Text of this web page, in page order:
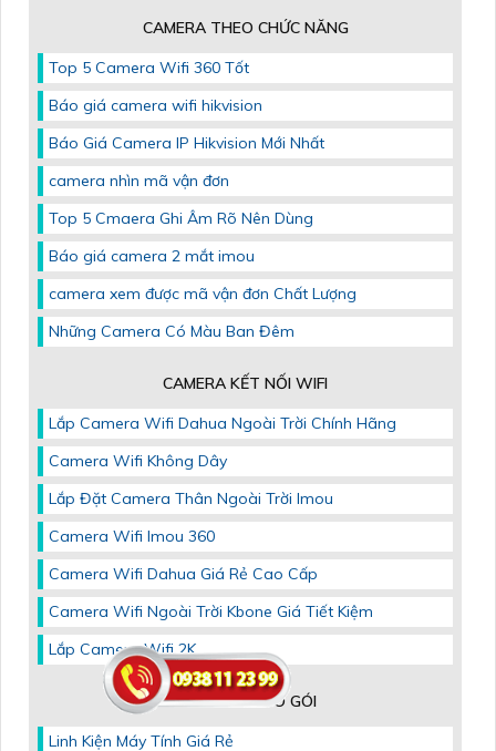
CAMERA THEO CHỨC NĂNG
Top 5 Camera Wifi 360 Tốt
Báo giá camera wifi hikvision
Báo Giá Camera IP Hikvision Mới Nhất
camera nhìn mã vận đơn
Top 5 Cmaera Ghi Âm Rõ Nên Dùng
Báo giá camera 2 mắt imou
camera xem được mã vận đơn Chất Lượng
Những Camera Có Màu Ban Đêm
CAMERA KẾT NỐI WIFI
Lắp Camera Wifi Dahua Ngoài Trời Chính Hãng
Camera Wifi Không Dây
Lắp Đặt Camera Thân Ngoài Trời Imou
Camera Wifi Imou 360
Camera Wifi Dahua Giá Rẻ Cao Cấp
Camera Wifi Ngoài Trời Kbone Giá Tiết Kiệm
Lắp Camera Wifi 2K
CAMERA THEO GÓI
Linh Kiện Máy Tính Giá Rẻ